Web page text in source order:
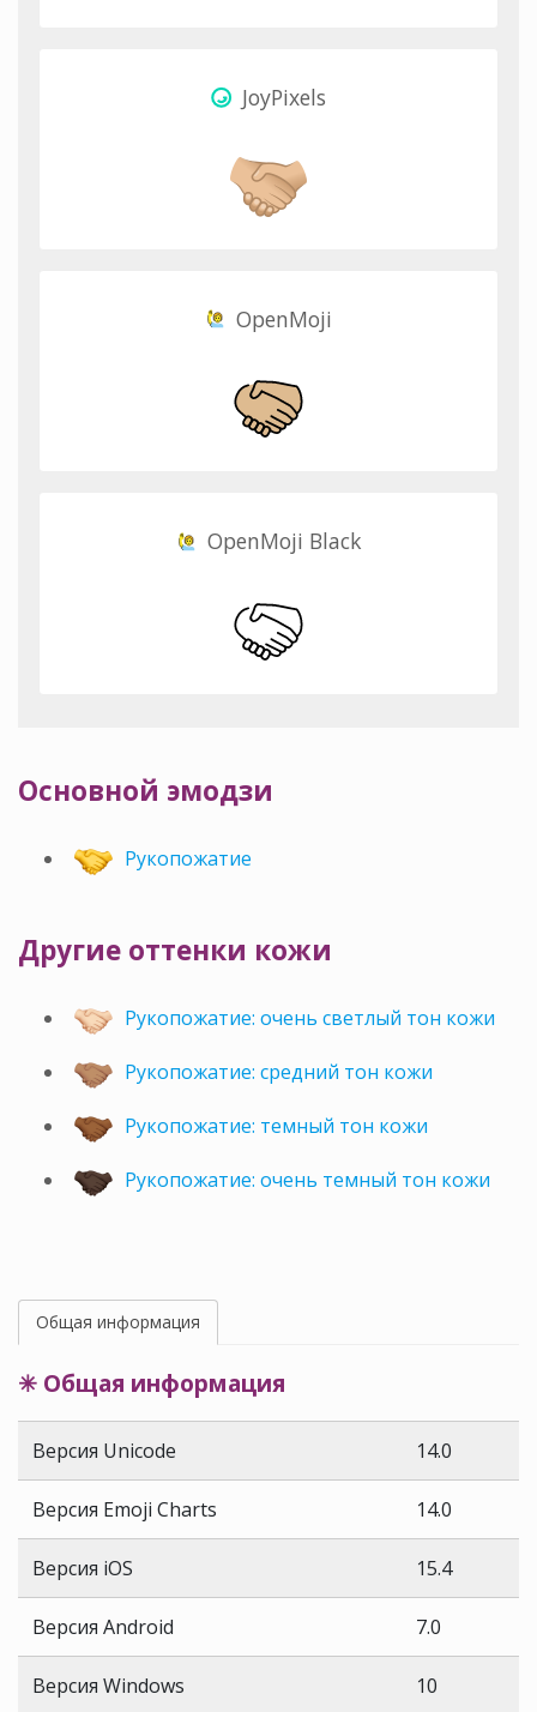
JoyPixels
OpenMoji
OpenMoji Black
Основной эмодзи
Рукопожатие
Другие оттенки кожи
Рукопожатие: очень светлый тон кожи
Рукопожатие: средний тон кожи
Рукопожатие: темный тон кожи
Рукопожатие: очень темный тон кожи
Общая информация
✳ Общая информация
Версия Unicode 14.0
Версия Emoji Charts 14.0
Версия iOS 15.4
Версия Android 7.0
Версия Windows 10